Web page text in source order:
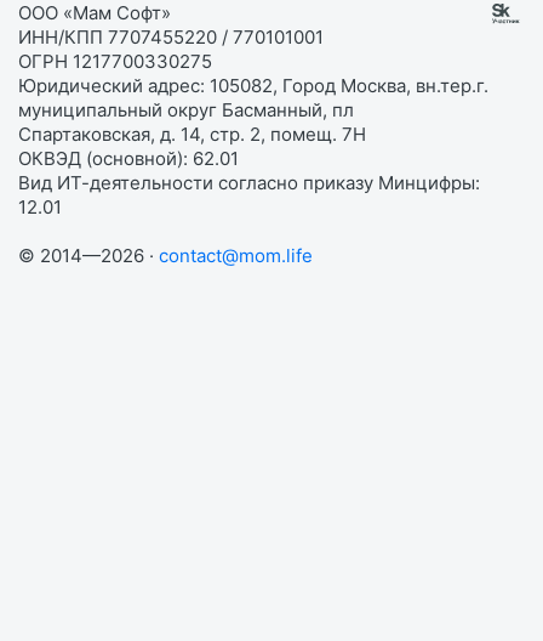
ООО «Мам Софт»
ИНН/КПП 7707455220 / 770101001
ОГРН 1217700330275
Юридический адрес: 105082, Город Москва, вн.тер.г.
муниципальный округ Басманный, пл
Спартаковская, д. 14, стр. 2, помещ. 7Н
ОКВЭД (основной): 62.01
Вид ИТ-деятельности согласно приказу Минцифры:
12.01
© 2014—2026 · contact@mom.life